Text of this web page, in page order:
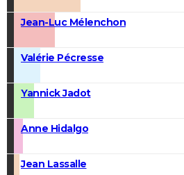
Jean-Luc Mélenchon
Valérie Pécresse
Yannick Jadot
Anne Hidalgo
Jean Lassalle